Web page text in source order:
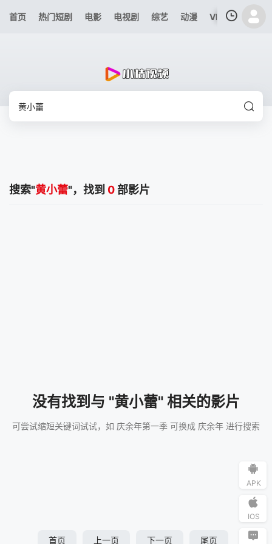
首页 热门短剧 电影 电视剧 综艺 动漫 VIP专区 今日
搜索"黄小蕾"，找到 0 部影片
没有找到与 "黄小蕾" 相关的影片
可尝试缩短关键词试试，如 庆余年第一季 可换成 庆余年 进行搜索
首页 上一页 下一页 尾页
APK
IOS